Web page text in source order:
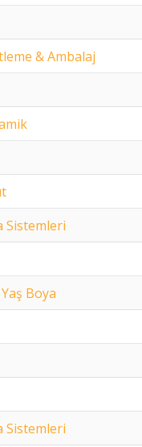
& Ambalaj
Sistemleri
Boya
Sistemleri